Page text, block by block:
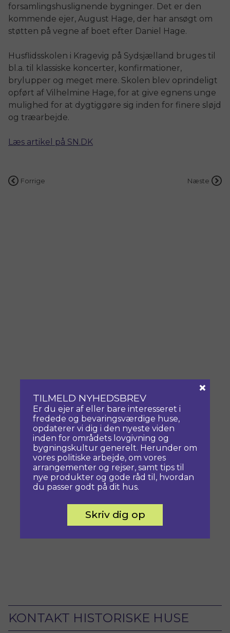
forsamlingshuslignende bygninger. Det er den
kommende ejer, August Hage, der har ansøgt om
støtten på vegne af boet efter Daniel Hage.
Husflidsskolen i Kragevig på Sydsjælland bruges til
bl.a. til klassiske koncerter, konfirmationer,
brylupper og meget mere. Skolen blev oprindeligt
opført af Vilhelmine Hage, for at give egnens unge
mulighed for at dygtiggøre sig inden for finere sløjd
og træarbejde.
Læs artikel på SN.DK
Indlægsnavigation
Forrige Næste
KONTAKT HISTORISKE HUSE
TILMELD NYHEDSBREV
Er du ejer af eller bare interesseret i
fredede og bevaringsværdige huse,
opdaterer vi dig i den nyeste viden
inden for områdets lovgivning og
bygningskultur generelt. Herunder om
vores politiske arbejde, om vores
arrangementer og rejser, samt tips til
nye produkter og gode råd til, hvordan
du passer godt på dit hus.
Skriv dig op
×